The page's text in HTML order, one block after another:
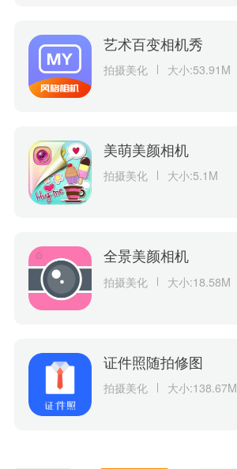
艺术百变相机秀
拍摄美化 大小:53.91M
美萌美颜相机
拍摄美化 大小:5.1M
全景美颜相机
拍摄美化 大小:18.58M
证件照随拍修图
拍摄美化 大小:138.67M